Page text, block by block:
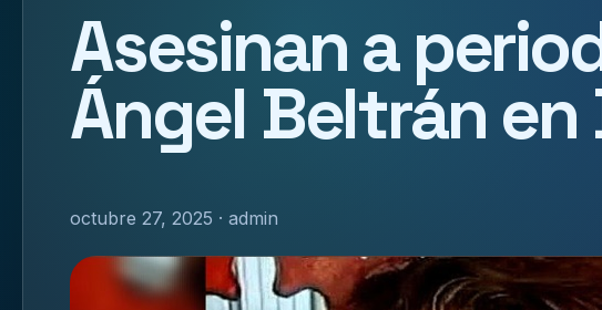
Asesinan a
Ángel Beltrán en
octubre 27, 2025 · admin